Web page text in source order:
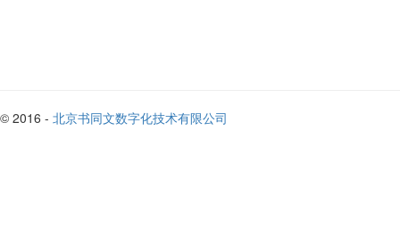
© 2016 - 北京书同文数字化技术有限公司